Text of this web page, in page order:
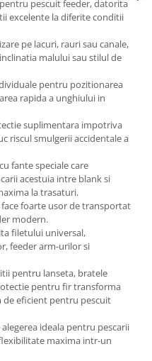
pescuit feeder, datorita
excelente la diferite conditii
pe lacuri, rauri sau canale,
malului sau stilul de
pentru pozitionarea
rapida a unghiului in
suplimentara impotriva
riscul smulgerii accidentale a
fante speciale care
acestuia intre blank si
la trasaturi.
foarte usor de transportat
modern.
filetului universal,
feeder arm-urilor si
pentru lanseta, bratele
pentru fir transforma
eficient pentru pescuit
ideala pentru pescarii
maxima intr-un